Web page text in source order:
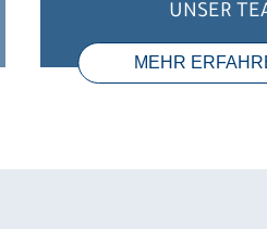
UNSER
MEHR